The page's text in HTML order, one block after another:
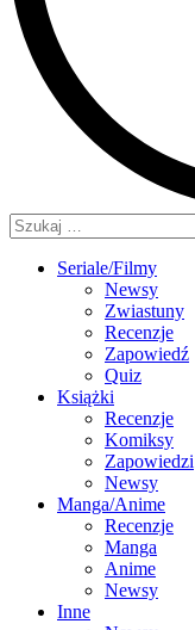
Szukaj:
Seriale/Filmy
Newsy
Zwiastuny
Recenzje
Zapowiedź
Quiz
Książki
Recenzje
Komiksy
Zapowiedzi
Newsy
Manga/Anime
Recenzje
Manga
Anime
Newsy
Inne